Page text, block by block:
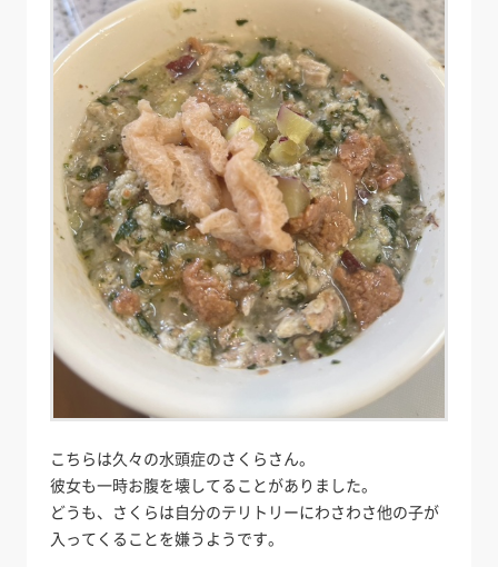
こちらは久々の水頭症のさくらさん。
彼女も一時お腹を壊してることがありました。
どうも、さくらは自分のテリトリーにわさわさ他の子が
入ってくることを嫌うようです。